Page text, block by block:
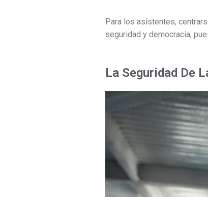
Para los asistentes,
seguridad y democracia,
La Seguridad De